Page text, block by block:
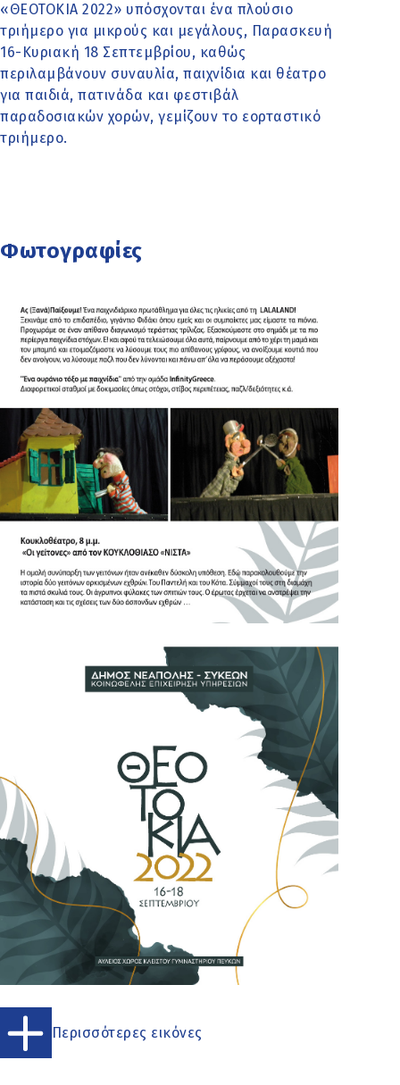
«ΘΕΟΤΟΚΙΑ 2022» υπόσχονται ένα πλούσιο
τριήμερο για μικρούς και μεγάλους, Παρασκευή
16-Κυριακή 18 Σεπτεμβρίου, καθώς
περιλαμβάνουν συναυλία, παιχνίδια και θέατρο
για παιδιά, πατινάδα και φεστιβάλ
παραδοσιακών χορών, γεμίζουν το εορταστικό
τριήμερο.
Φωτογραφίες
Περισσότερες εικόνες